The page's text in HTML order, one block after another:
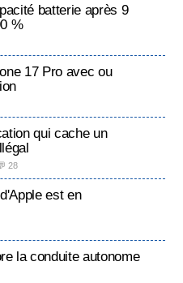
batterie après 9
%
17 Pro avec ou
qui cache un
28
est en
la conduite autonome